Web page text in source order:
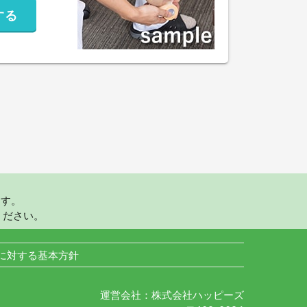
る
。
さい。
対する基本方針
運営会社：株式会社ハッピーズ